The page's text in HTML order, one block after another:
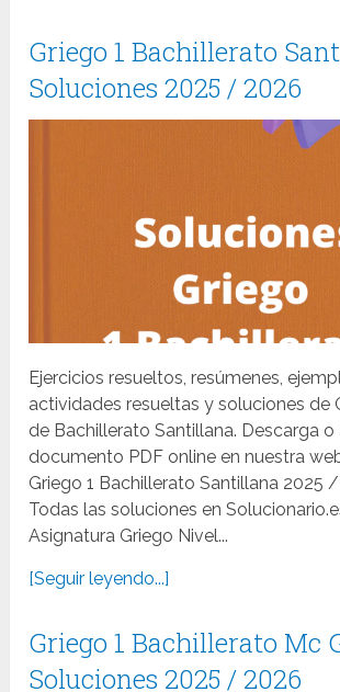
Griego 1 Bachillerato
Soluciones 2025 / 2026
Ejercicios resueltos, resúmenes,
actividades resueltas y soluciones de
de Bachillerato Santillana. Descarga o
documento PDF online en nuestra
Griego 1 Bachillerato Santillana 2025
Todas las soluciones en
Asignatura Griego Nivel...
[Seguir leyendo...]
Griego 1 Bachillerato Mc
Soluciones 2025 / 2026